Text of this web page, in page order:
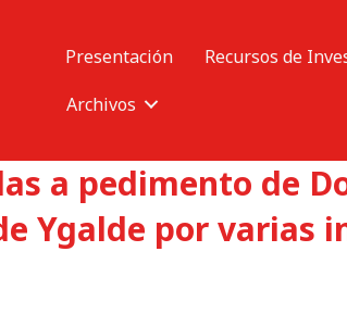
Presentación Recursos de
Archivos
a pedimento de
Ygalde por varias